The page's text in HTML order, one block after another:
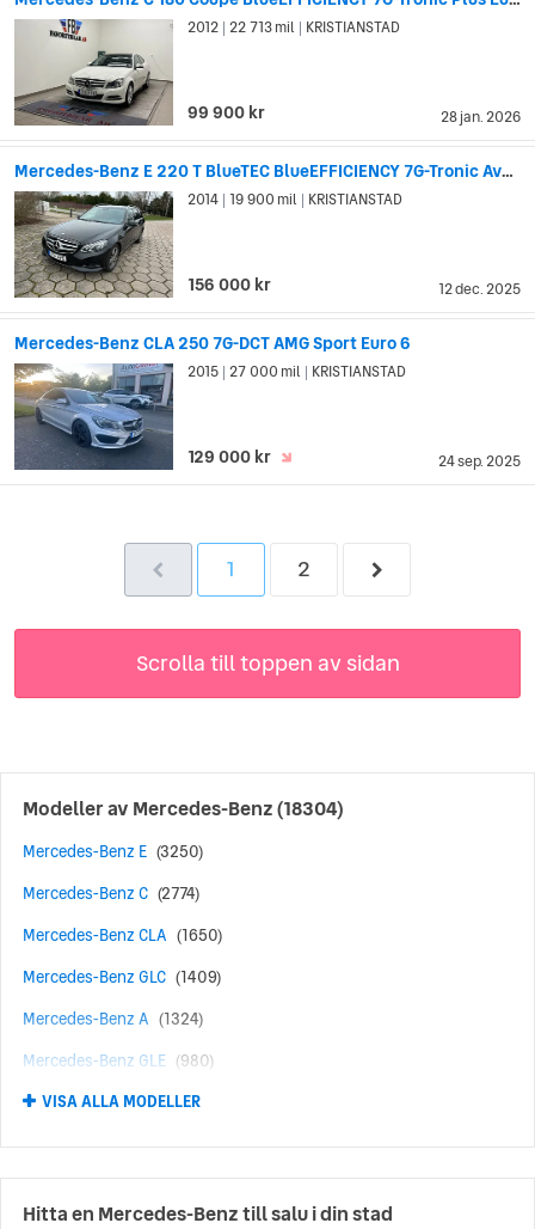
28 jan. 2026
2012 22 713 mil KRISTIANSTAD
99 900 kr
Mercedes-Benz E 220 T BlueTEC BlueEFFICIENCY 7G-Tronic Avantgarde Nybes
12 dec. 2025
2014 19 900 mil KRISTIANSTAD
156 000 kr
Mercedes-Benz CLA 250 7G-DCT AMG Sport Euro 6
24 sep. 2025
2015 27 000 mil KRISTIANSTAD
129 000 kr
1 2
Scrolla till toppen av sidan
Modeller av Mercedes-Benz(18304)
Mercedes-Benz E (3250)
Mercedes-Benz C (2774)
Mercedes-Benz CLA (1650)
Mercedes-Benz GLC (1409)
Mercedes-Benz A (1324)
Mercedes-Benz GLE (980)
Mercedes-Benz AMG (617)
Mercedes-Benz B (467)
Mercedes-Benz GLB (425)
VISA ALLA MODELLER
Hitta en Mercedes-Benz till salu i din stad